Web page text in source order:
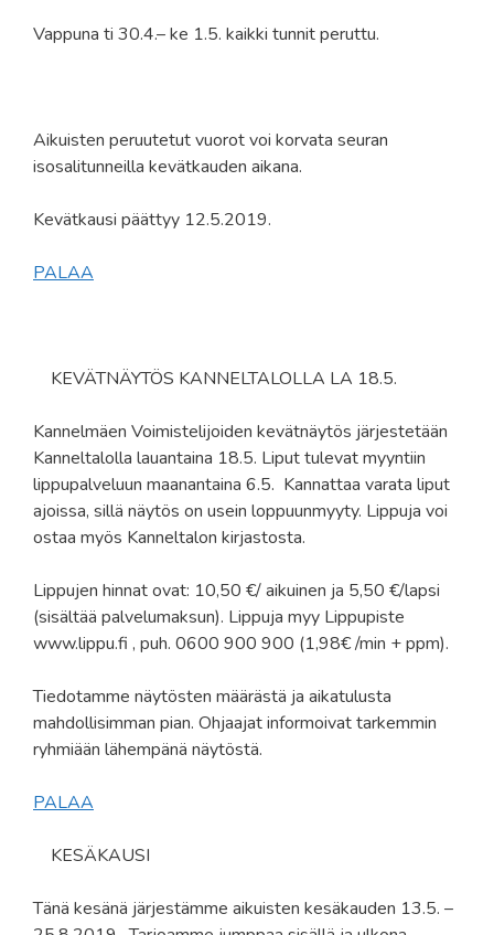
Vappuna ti 30.4.– ke 1.5. kaikki tunnit peruttu.
Aikuisten peruutetut vuorot voi korvata seuran
isosalitunneilla kevätkauden aikana.
Kevätkausi päättyy 12.5.2019.
PALAA
KEVÄTNÄYTÖS KANNELTALOLLA LA 18.5.
Kannelmäen Voimistelijoiden kevätnäytös järjestetään
Kanneltalolla lauantaina 18.5. Liput tulevat myyntiin
lippupalveluun maanantaina 6.5. Kannattaa varata liput
ajoissa, sillä näytös on usein loppuunmyyty. Lippuja voi
ostaa myös Kanneltalon kirjastosta.
Lippujen hinnat ovat: 10,50 €/ aikuinen ja 5,50 €/lapsi
(sisältää palvelumaksun). Lippuja myy Lippupiste
www.lippu.fi , puh. 0600 900 900 (1,98€ /min + ppm).
Tiedotamme näytösten määrästä ja aikatulusta
mahdollisimman pian. Ohjaajat informoivat tarkemmin
ryhmiään lähempänä näytöstä.
PALAA
KESÄKAUSI
Tänä kesänä järjestämme aikuisten kesäkauden 13.5. –